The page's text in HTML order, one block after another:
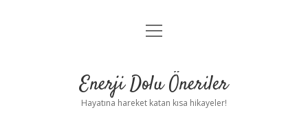
Anasayfa
Yasal Uyarı
menüyü
Enerji Dolu Öneriler
Hayatına hareket katan kısa hikayeler!